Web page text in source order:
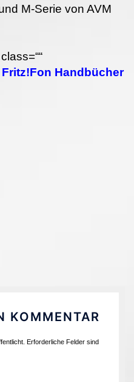
M-Serie von AVM
Handbücher
KOMMENTAR
Erforderliche Felder sind